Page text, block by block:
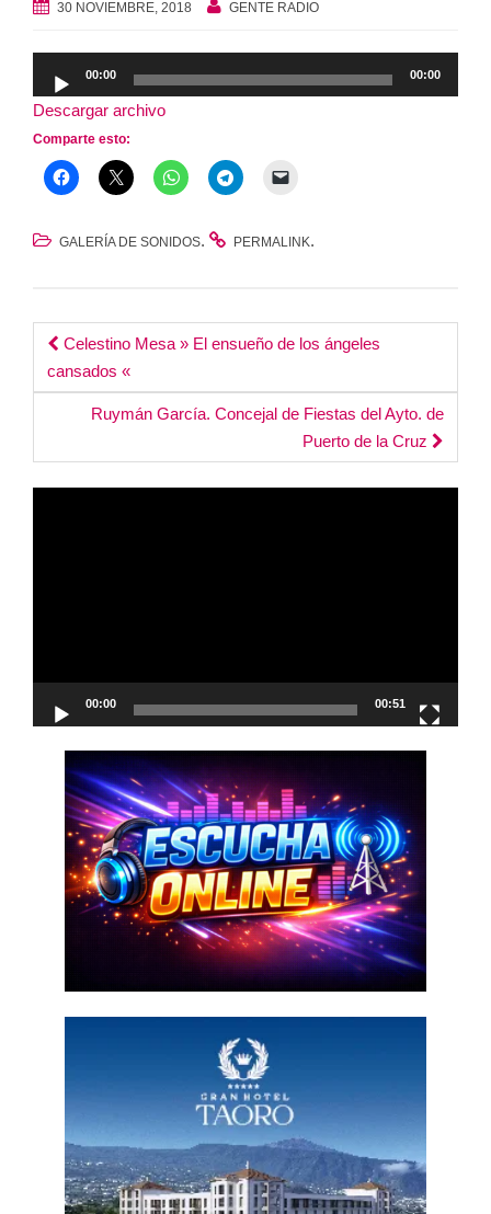
30 NOVIEMBRE, 2018 GENTE RADIO
de
audio
00:00 00:00
Descargar archivo
Comparte esto:
GALERÍA DE SONIDOS. PERMALINK.
Post
navigation
Celestino Mesa » El ensueño de los ángeles
cansados «
Ruymán García. Concejal de Fiestas del Ayto. de
Puerto de la Cruz
00:00 00:51